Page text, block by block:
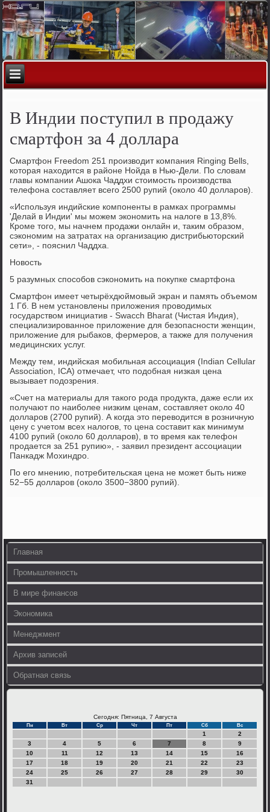
В Индии поступил в продажу
смартфон за 4 доллара
Смартфон Freedom 251 производит компания Ringing Bells,
которая находится в районе Нойда в Нью-Дели. По словам
главы компании Ашока Чаддхи стоимость производства
телефона составляет всего 2500 рупий (около 40 долларов).
«Используя индийские компоненты в рамках программы
'Делай в Индии' мы можем экономить на налоге в 13,8%.
Кроме того, мы начнем продажи онлайн и, таким образом,
сэкономим на затратах на организацию дистрибьюторский
сети», - пояснил Чаддха.
Новость
5 разумных способов сэкономить на покупке смартфона
Смартфон имеет четырёхдюймовый экран и память объемом
1 Гб. В нем установлены приложения проводимых
государством инициатив - Swacch Bharat (Чистая Индия),
специализированное приложение для безопасности женщин,
приложение для рыбаков, фермеров, а также для получения
медицинских услуг.
Между тем, индийская мобильная ассоциация (Indian Cellular
Association, ICA) отмечает, что подобная низкая цена
вызывает подозрения.
«Счет на материалы для такого рода продукта, даже если их
получают по наиболее низким ценам, составляет около 40
долларов (2700 рупий). А когда это переводится в розничную
цену с учетом всех налогов, то цена составит как минимум
4100 рупий (около 60 долларов), в то время как телефон
продается за 251 рупию», - заявил президент ассоциации
Панкадж Мохиндро.
По его мнению, потребительская цена не может быть ниже
52−55 долларов (около 3500−3800 рупий).
Главная
Промышленность
В мире финансов
Экономика
Менеджмент
Архив записей
Обратная связь
Сегодня: Пятница, 7 Августа
Пн Вт Ср Чт Пт Сб Вс
1
2
3
4 5 6 7 8
9
10
11 12 13 14 15
16
17
18 19 20 21 22
23
24
25 26 27 28 29
30
31